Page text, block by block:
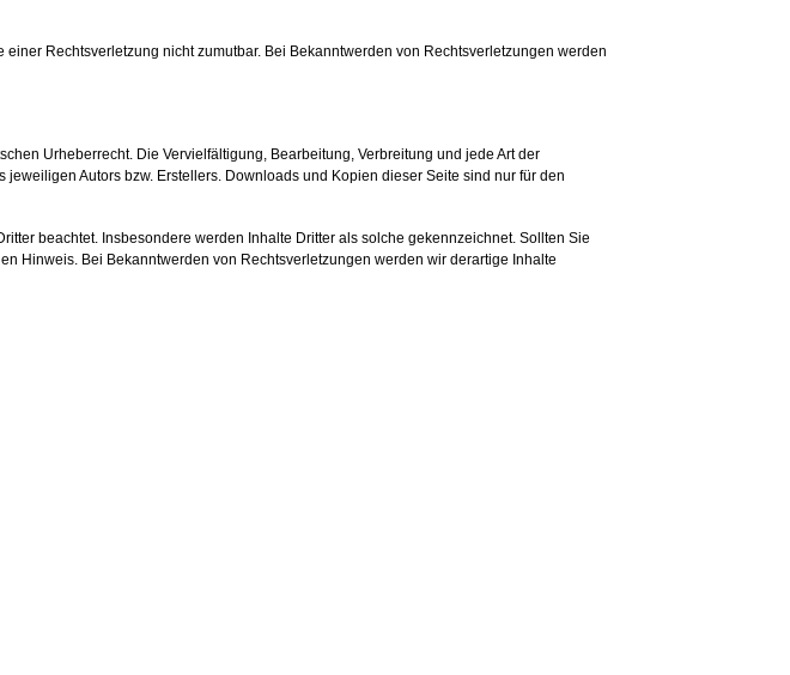
Rechtsverletzung nicht zumutbar. Bei Bekanntwerden von Rechtsverletzungen werden
Urheberrecht. Die Vervielfältigung, Bearbeitung, Verbreitung und jede Art der
Autors bzw. Erstellers. Downloads und Kopien dieser Seite sind nur für den
beachtet. Insbesondere werden Inhalte Dritter als solche gekennzeichnet. Sollten Sie
Hinweis. Bei Bekanntwerden von Rechtsverletzungen werden wir derartige Inhalte